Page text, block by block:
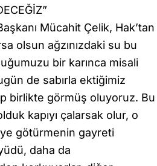
Mücahit Çelik, Hak’tan
olsun ağzınızdaki su bu
bir karınca misali
de sabırla ektiğimiz
birlikte görmüş oluyoruz. Bu
kapıyı çalarsak olur, o
götürmenin gayreti
daha da